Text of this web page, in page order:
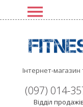
Інтернет-магазин
(097) 014-
Відділ